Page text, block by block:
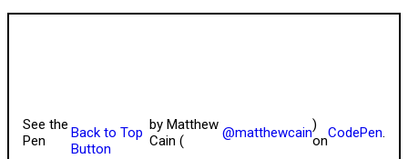
See the
Pen
Back to Top
Button
by Matthew
Cain (
@matthewcain)
onCodePen.